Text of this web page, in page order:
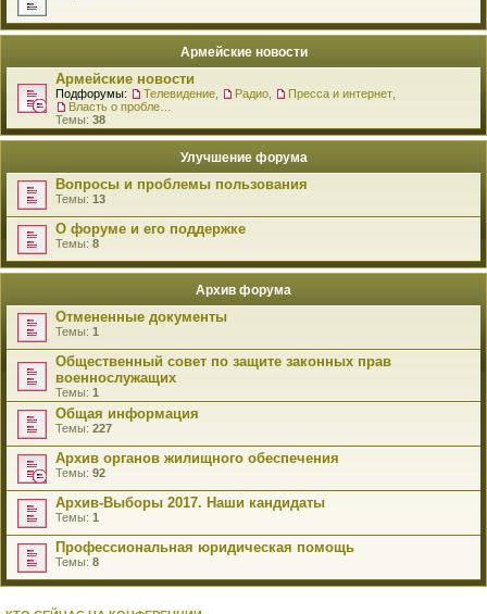
Армейские новости
Армейские новости
Подфорумы: Телевидение Радио Пресса и интернет
Темы: 38
Улучшение форума
Вопросы и проблемы пользования
Темы: 13
О форуме и его поддержке
Темы: 8
Архив форума
Отмененные документы
Темы: 1
Общественный совет по защите законных прав
военнослужащих
Темы: 1
Общая информация
Темы: 227
Архив органов жилищного обеспечения
Темы: 92
Архив-Выборы 2017. Наши кандидаты
Темы: 1
Профессиональная юридическая помощь
Темы: 8